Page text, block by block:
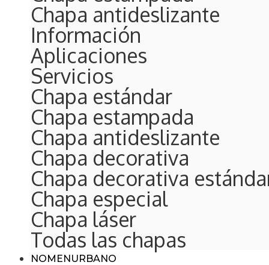
Chapa antideslizante
Información
Aplicaciones
Servicios
Chapa estándar
Chapa estampada
Chapa antideslizante
Chapa decorativa
Chapa decorativa
Chapa especial
Chapa láser
Todas las chapas
NOMENURBANO